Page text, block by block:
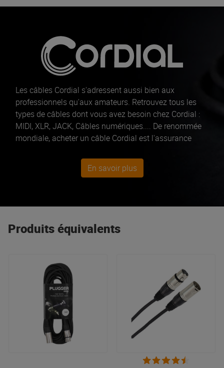
Les câbles Cordial s'adressent aussi bien aux
professionnels qu'aux amateurs. Retrouvez tous les
types de câbles dont vous avez besoin chez Cordial :
MIDI, XLR, JACK, Câbles numériques.... De renommée
mondiale, acheter un câble Cordial est l'assurance
En savoir plus
Produits équivalents